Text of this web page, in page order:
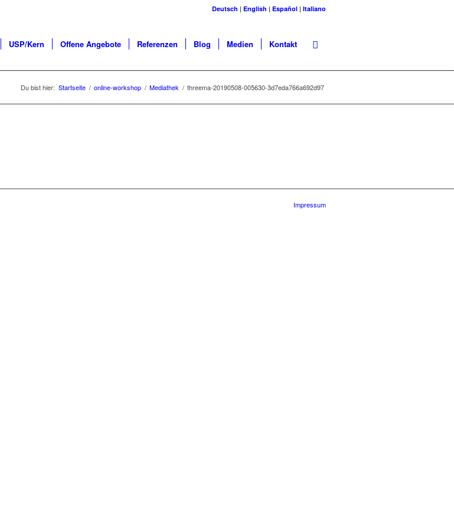
Deutsch | English | Español | Italiano
USP/Kern Offene Angebote Referenzen Blog Medien Kontakt
Du bist hier: Startseite / online-workshop / Mediathek / threema-20190508-005630-3d7eda766a692d97
Impressum